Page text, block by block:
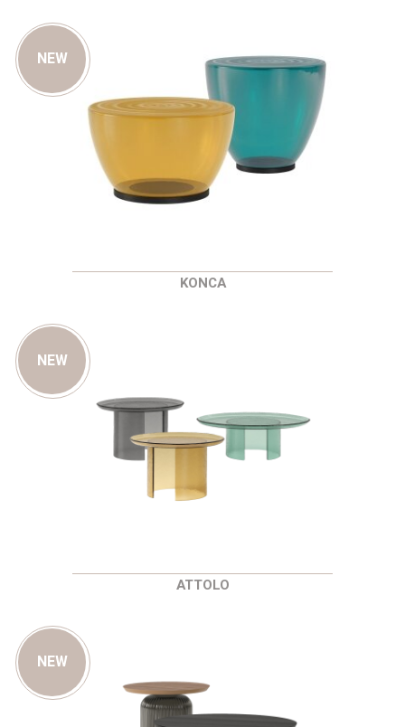
NEW
KONCA
NEW
ATTOLO
NEW